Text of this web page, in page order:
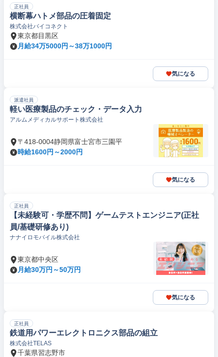
正社員
横断幕ハトメ部品の圧着固定
株式会社バイコネクト
東京都目黒区
月給34万5000円～38万1000円
気になる
派遣社員
軽い医療製品のチェック・データ入力
アルムメディカルサポート株式会社
〒418-0004静岡県富士宮市三園平
時給1600円～2000円
気になる
正社員
【未経験可・学歴不問】ゲームテストエンジニア(正社
員/基礎研修あり)
ナナイロモバイル株式会社
東京都中央区
月給30万円～50万円
気になる
正社員
鉄道用パワーエレクトロニクス部品の組立
株式会社TELAS
千葉県習志野市